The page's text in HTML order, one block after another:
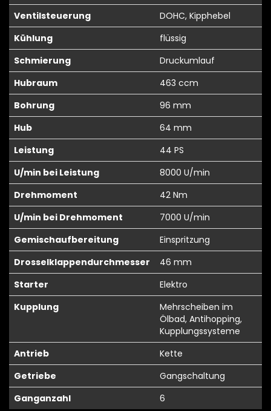
Ventilsteuerung
DOHC, Kipphebel
Kühlung
flüssig
Schmierung
Druckumlauf
Hubraum
463 ccm
Bohrung
96 mm
Hub
64 mm
Leistung
44 PS
U/min bei Leistung
8000 U/min
Drehmoment
42 Nm
U/min bei Drehmoment
7000 U/min
Gemischaufbereitung
Einspritzung
Drosselklappendurchmesser
46 mm
Starter
Elektro
Kupplung
Mehrscheiben im
Ölbad, Antihopping,
Kupplungssysteme
Antrieb
Kette
Getriebe
Gangschaltung
Ganganzahl
6